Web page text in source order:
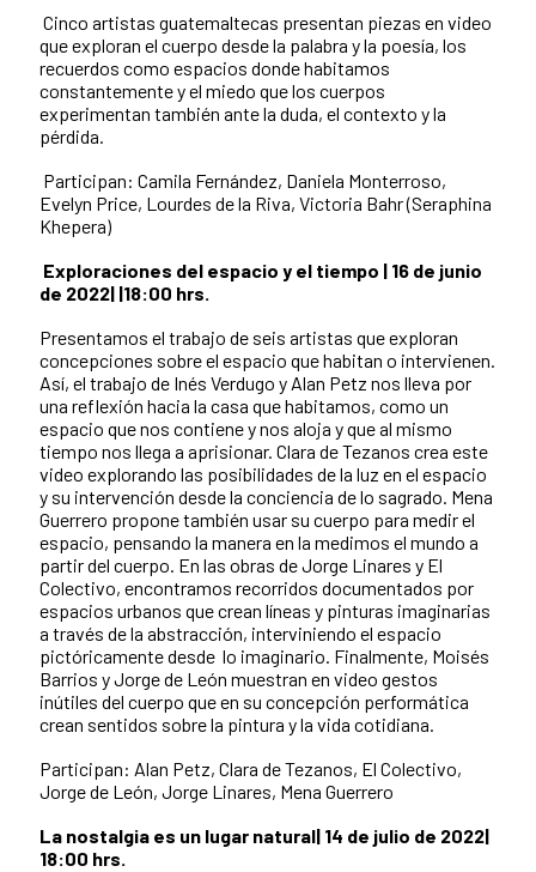
Cinco artistas guatemaltecas presentan piezas en video
que exploran el cuerpo desde la palabra y la poesía, los
recuerdos como espacios donde habitamos
constantemente y el miedo que los cuerpos
experimentan también ante la duda, el contexto y la
pérdida.
Participan: Camila Fernández, Daniela Monterroso,
Evelyn Price, Lourdes de la Riva, Victoria Bahr (Seraphina
Khepera)
Exploraciones del espacio y el tiempo | 16 de junio
de 2022| |18:00 hrs.
Presentamos el trabajo de seis artistas que exploran
concepciones sobre el espacio que habitan o intervienen.
Así, el trabajo de Inés Verdugo y Alan Petz nos lleva por
una reflexión hacia la casa que habitamos, como un
espacio que nos contiene y nos aloja y que al mismo
tiempo nos llega a aprisionar. Clara de Tezanos crea este
video explorando las posibilidades de la luz en el espacio
y su intervención desde la conciencia de lo sagrado. Mena
Guerrero propone también usar su cuerpo para medir el
espacio, pensando la manera en la medimos el mundo a
partir del cuerpo. En las obras de Jorge Linares y El
Colectivo, encontramos recorridos documentados por
espacios urbanos que crean líneas y pinturas imaginarias
a través de la abstracción, interviniendo el espacio
pictóricamente desde lo imaginario. Finalmente, Moisés
Barrios y Jorge de León muestran en video gestos
inútiles del cuerpo que en su concepción performática
crean sentidos sobre la pintura y la vida cotidiana.
Participan: Alan Petz, Clara de Tezanos, El Colectivo,
Jorge de León, Jorge Linares, Mena Guerrero
La nostalgia es un lugar natural| 14 de julio de 2022|
18:00 hrs.